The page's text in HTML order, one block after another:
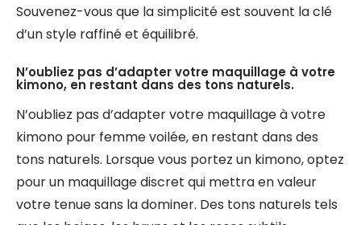
Souvenez-vous que la simplicité est souvent la clé
d’un style raffiné et équilibré.
N’oubliez pas d’adapter votre maquillage à votre
kimono, en restant dans des tons naturels.
N’oubliez pas d’adapter votre maquillage à votre
kimono pour femme voilée, en restant dans des
tons naturels. Lorsque vous portez un kimono, optez
pour un maquillage discret qui mettra en valeur
votre tenue sans la dominer. Des tons naturels tels